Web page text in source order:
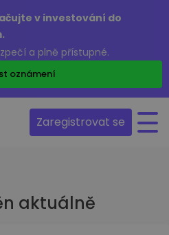
v investování do
a plně přístupné.
oznámení
Zaregistrovat se
aktuálně